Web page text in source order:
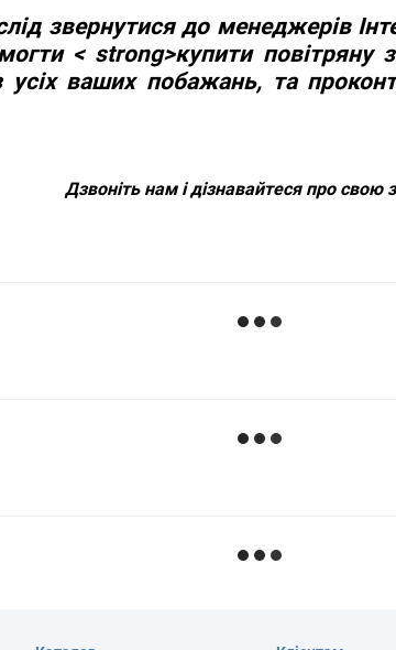
звернутися до менеджерів
< strong>купити
усіх ваших побажань, та
Дзвоніть нам і дізнавайтеся про свою